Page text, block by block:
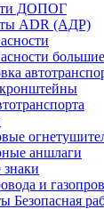
ДОПОГ
ADR (АДР)
большие
аншлаги
и
Безопасная